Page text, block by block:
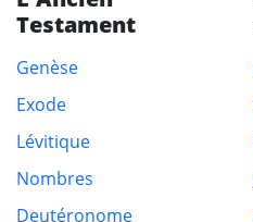
Testament
Genèse
Exode
Lévitique
Nombres
Deutéronome